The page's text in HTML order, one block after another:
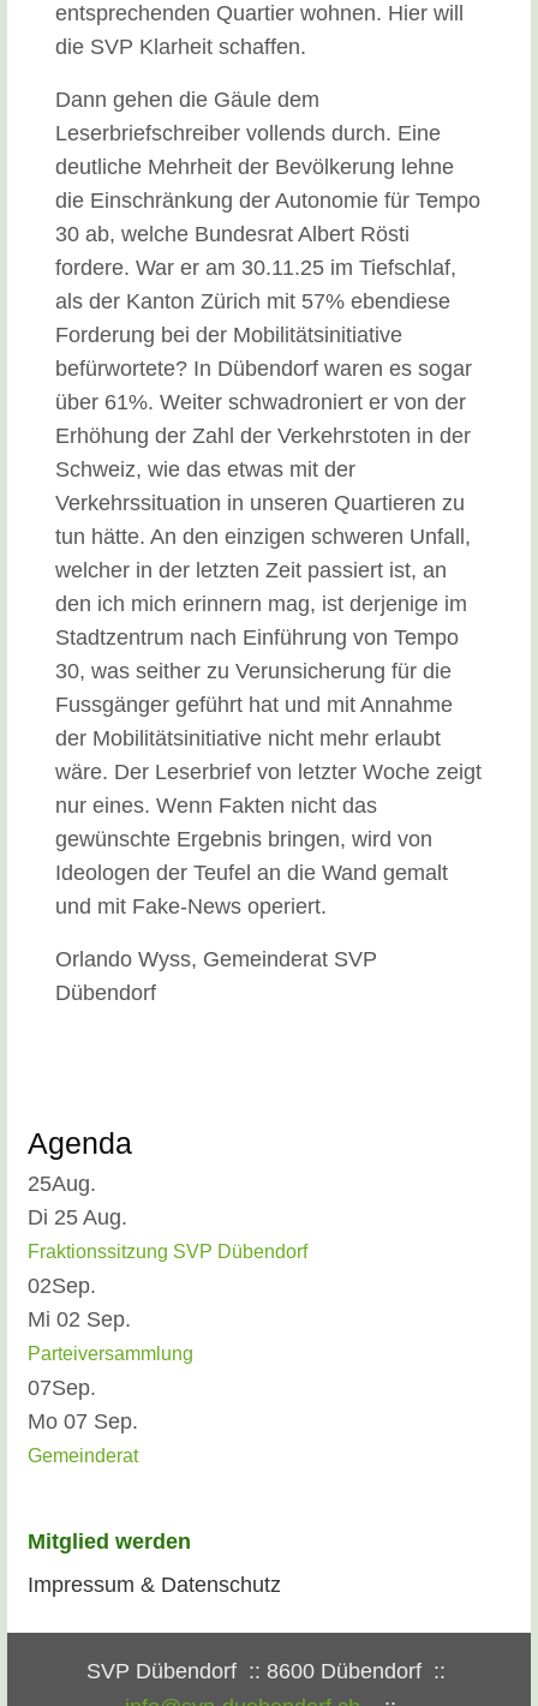
Agenda
25Aug.
Di 25 Aug.
Fraktionssitzung SVP Dübendorf
02Sep.
Mi 02 Sep.
Parteiversammlung
07Sep.
Mo 07 Sep.
Gemeinderat
Mitglied werden
Impressum & Datenschutz
entsprechenden Quartier wohnen. Hier will
die SVP Klarheit schaffen.
Dann gehen die Gäule dem
Leserbriefschreiber vollends durch. Eine
deutliche Mehrheit der Bevölkerung lehne
die Einschränkung der Autonomie für Tempo
30 ab, welche Bundesrat Albert Rösti
fordere. War er am 30.11.25 im Tiefschlaf,
als der Kanton Zürich mit 57% ebendiese
Forderung bei der Mobilitätsinitiative
befürwortete? In Dübendorf waren es sogar
über 61%. Weiter schwadroniert er von der
Erhöhung der Zahl der Verkehrstoten in der
Schweiz, wie das etwas mit der
Verkehrssituation in unseren Quartieren zu
tun hätte. An den einzigen schweren Unfall,
welcher in der letzten Zeit passiert ist, an
den ich mich erinnern mag, ist derjenige im
Stadtzentrum nach Einführung von Tempo
30, was seither zu Verunsicherung für die
Fussgänger geführt hat und mit Annahme
der Mobilitätsinitiative nicht mehr erlaubt
wäre. Der Leserbrief von letzter Woche zeigt
nur eines. Wenn Fakten nicht das
gewünschte Ergebnis bringen, wird von
Ideologen der Teufel an die Wand gemalt
und mit Fake-News operiert.
Orlando Wyss, Gemeinderat SVP
Dübendorf
SVP Dübendorf :: 8600 Dübendorf ::